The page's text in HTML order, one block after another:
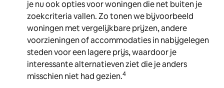
je nu ook opties voor woningen die net buiten je
zoekcriteria vallen. Zo tonen we bijvoorbeeld
woningen met vergelijkbare prijzen, andere
voorzieningen of accommodaties in nabijgelegen
steden voor een lagere prijs, waardoor je
interessante alternatieven ziet die je anders
misschien niet had gezien.4